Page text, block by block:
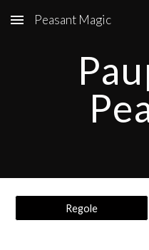
Skip to main content
Peasant Magic
Regole